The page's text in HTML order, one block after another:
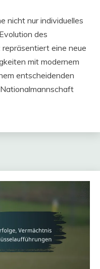
nicht nur individuelles
des
eine neue
mit modernem
entscheidenden